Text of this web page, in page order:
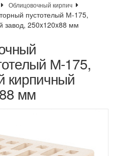
Облицовочный кирпич
пустотелый М-175,
завод, 250x120x88 мм
М-175,
кирпичный
мм